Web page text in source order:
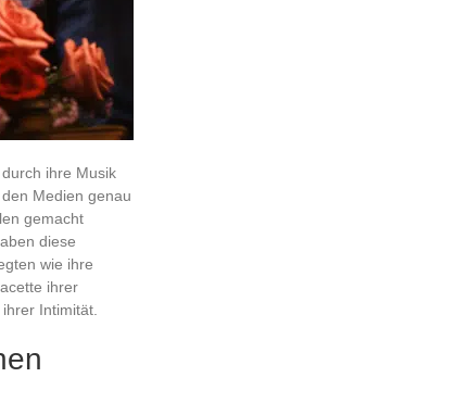
ihre Musik
Medien genau
gemacht
diese
wie ihre
ihrer
Intimität.